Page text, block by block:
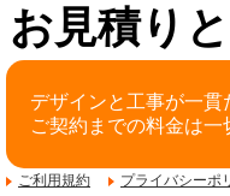
お見積り
デザインと工事が一
ご契約までの料金は一
ご利用規約 プライバシーポ